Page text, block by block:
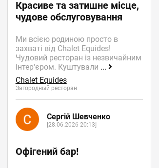
Красиве та затишне місце,
чудове обслуговування
Ми всією родиною просто в
захваті від Chalet Equides!
Чудовий ресторан із незвичайним
інтер'єром. Куштували ...
Chalet Equides
Загородный ресторан
Сергій Шевченко
[28.06.2026 20:13]
Офігений бар!